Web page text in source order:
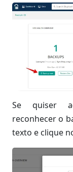
Se quiser
reconhecer o
texto e clique